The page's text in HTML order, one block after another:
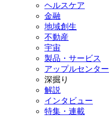
ヘルスケア
金融
地域創生
不動産
宇宙
製品・サービス
アップルセンター
深掘り
解説
インタビュー
特集・連載